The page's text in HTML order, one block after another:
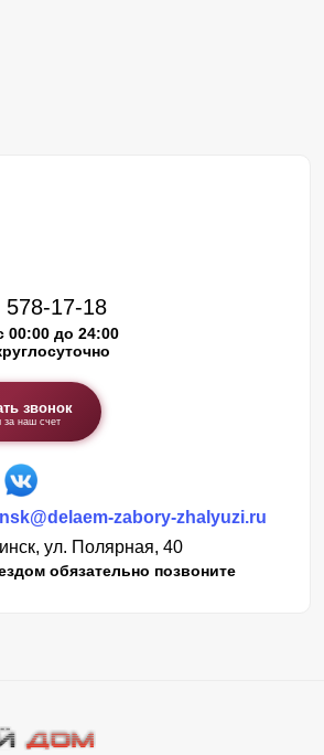
578-17-18
00:00 до 24:00
звонок
за наш счет
zabory-zhalyuzi.ru
ул. Полярная, 40
обязательно позвоните